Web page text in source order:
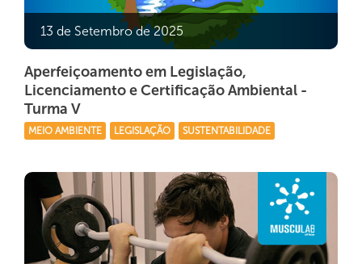
13 de Setembro de 2025
Aperfeiçoamento em Legislação,
Licenciamento e Certificação Ambiental -
Turma V
MEIO AMBIENTE LEGISLAÇÃO SUSTENTABILIDADE